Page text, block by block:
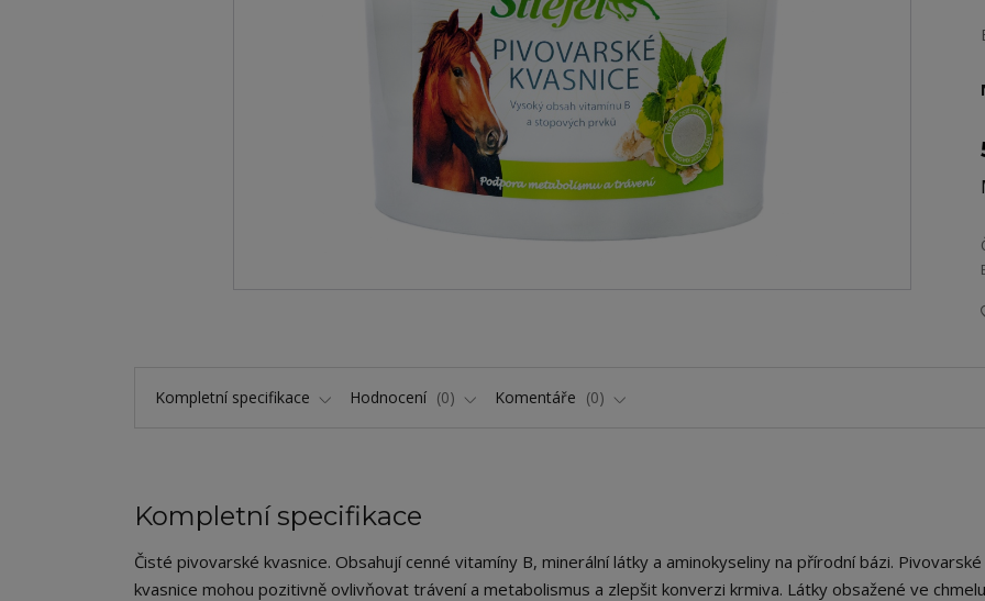
Kompletní specifikace Hodnocení 0 Komentáře 0
Kompletní specifikace
Čisté pivovarské kvasnice. Obsahují cenné vitamíny B, minerální látky a aminokyseliny na přírodní bázi. Pivovarské
kvasnice mohou pozitivně ovlivňovat trávení a metabolismus a zlepšit konverzi krmiva. Látky obsažené ve